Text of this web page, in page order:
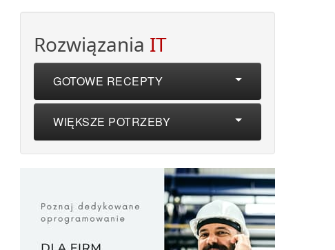
Rozwiązania IT
GOTOWE RECEPTY
WIĘKSZE POTRZEBY